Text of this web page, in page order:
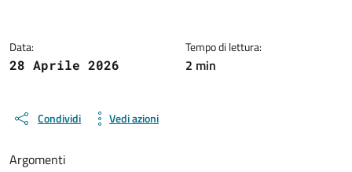
Data:
28 Aprile 2026
Tempo di lettura:
2 min
Condividi Vedi azioni
Argomenti